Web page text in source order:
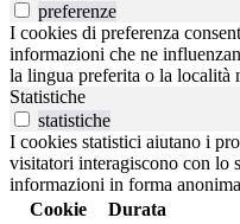
preferenze
I cookies di preferenza
informazioni che ne
la lingua preferita o la località
Statistiche
statistiche
I cookies statistici aiutano i
visitatori interagiscono con lo
informazioni in forma
Cookie
Durata